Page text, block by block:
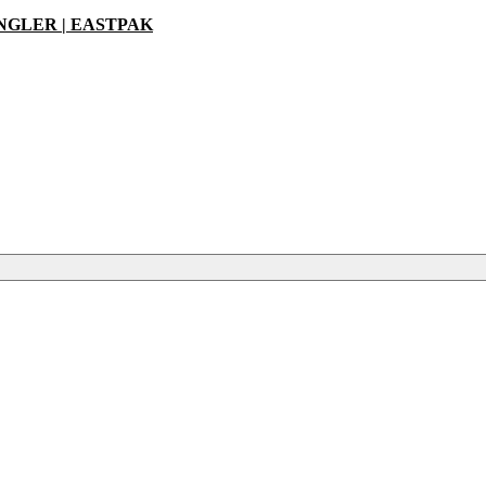
| EASTPAK